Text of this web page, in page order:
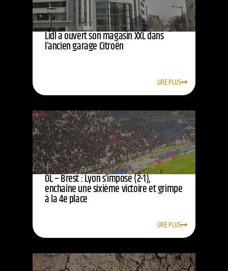
Lidl a ouvert son magasin XXL dans
l’ancien garage Citroën
LIRE PLUS
OL – Brest : Lyon s’impose (2-1),
enchaîne une sixième victoire et grimpe
à la 4e place
LIRE PLUS